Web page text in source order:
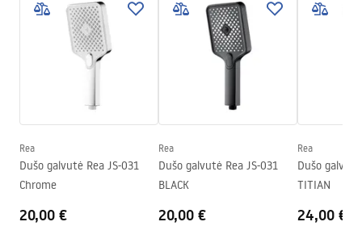
Plotis
110mm
mm
24 mėnesių
Pielęgnacja
Pielęgnacja.pdf
Warranty_Terms_and_Conditions_Accessories_-_24.pdf
Rea
Dušo galvutė Rea JS-031
Chrome
20,00 €
Rea
Dušo galvutė Rea JS-031
BLACK
20,00 €
Rea
Dušo
TITIAN
24,00 €